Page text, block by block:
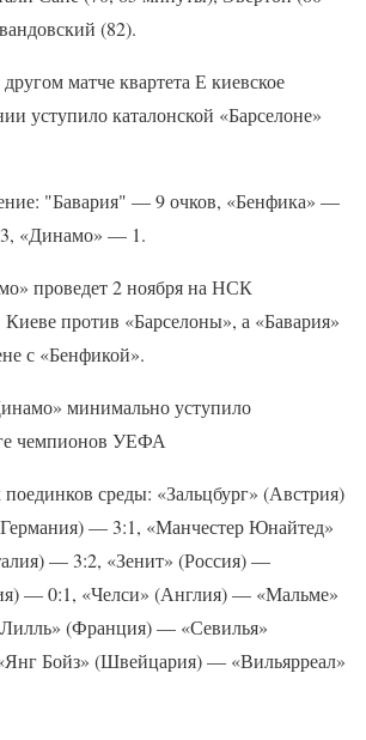
(82).
матче квартета Е киевское
уступило каталонской «Барселоне»
"Бавария" — 9 очков, «Бенфика» —
«Динамо» — 1.
проведет 2 ноября на НСК
против «Барселоны», а «Бавария»
с «Бенфикой».
минимально уступило
чемпионов УЕФА
поединков среды: «Зальцбург» (Австрия)
— 3:1, «Манчестер Юнайтед»
— 3:2, «Зенит» (Россия) —
— 0:1, «Челси» (Англия) — «Мальме»
(Франция) — «Севилья»
Бойз» (Швейцария) — «Вильярреал»